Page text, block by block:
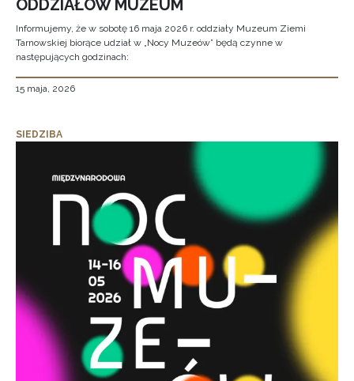
ODDZIAŁÓW MUZEUM
Informujemy, że w sobotę 16 maja 2026 r. oddziały Muzeum Ziemi
Tarnowskiej biorące udział w „Nocy Muzeów” będą czynne w
następujących godzinach:
15 maja, 2026
SIEDZIBA